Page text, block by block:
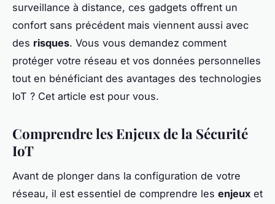
surveillance à distance, ces gadgets offrent un
confort sans précédent mais viennent aussi avec
des risques. Vous vous demandez comment
protéger votre réseau et vos données personnelles
tout en bénéficiant des avantages des technologies
IoT ? Cet article est pour vous.
Comprendre les Enjeux de la Sécurité
IoT
Avant de plonger dans la configuration de votre
réseau, il est essentiel de comprendre les enjeux et